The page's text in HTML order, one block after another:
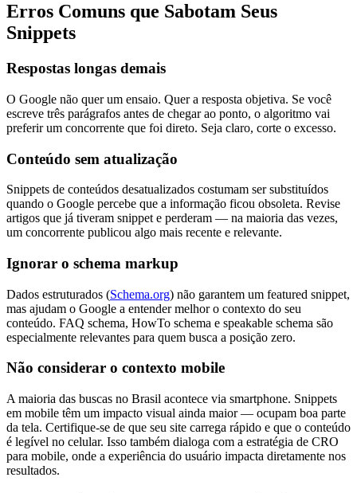
Erros Comuns que Sabotam Seus
Snippets
Respostas longas demais
O Google não quer um ensaio. Quer a resposta objetiva. Se você
escreve três parágrafos antes de chegar ao ponto, o algoritmo vai
preferir um concorrente que foi direto. Seja claro, corte o excesso.
Conteúdo sem atualização
Snippets de conteúdos desatualizados costumam ser substituídos
quando o Google percebe que a informação ficou obsoleta. Revise
artigos que já tiveram snippet e perderam — na maioria das vezes,
um concorrente publicou algo mais recente e relevante.
Ignorar o schema markup
Dados estruturados (Schema.org) não garantem um featured snippet,
mas ajudam o Google a entender melhor o contexto do seu
conteúdo. FAQ schema, HowTo schema e speakable schema são
especialmente relevantes para quem busca a posição zero.
Não considerar o contexto mobile
A maioria das buscas no Brasil acontece via smartphone. Snippets
em mobile têm um impacto visual ainda maior — ocupam boa parte
da tela. Certifique-se de que seu site carrega rápido e que o conteúdo
é legível no celular. Isso também dialoga com a estratégia de CRO
para mobile, onde a experiência do usuário impacta diretamente nos
resultados.